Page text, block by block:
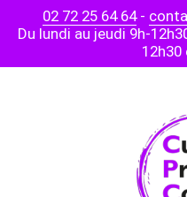
02 72 25 64 64-
Du lundi au jeudi 9h-
12h30